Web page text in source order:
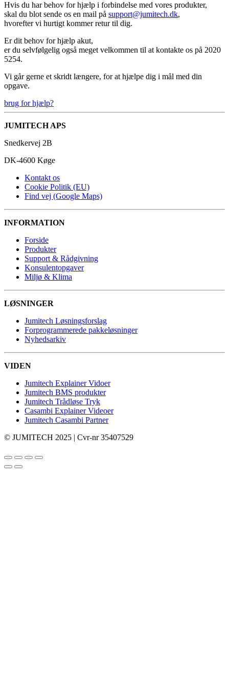
Hvis du har behov for hjælp i forbindelse med vores produkter,
skal du blot sende os en mail på support@jumitech.dk,
hvorefter vi hurtigt kommer retur til dig.
Er dit behov for hjælp akut,
er du selvfølgelig også meget velkommen til at kontakte os på 2020
5254.
Vi går gerne et skridt længere, for at hjælpe dig i mål med din
opgave.
brug for hjælp?
JUMITECH APS
Snedkervej 2B
DK-4600 Køge
Kontakt os
Cookie Politik (EU)
Find vej (Google Maps)
INFORMATION
Forside
Produkter
Support & Rådgivning
Konsulentopgaver
Miljø & Klima
LØSNINGER
Jumitech Løsningsforslag
Forprogrammerede pakkeløsninger
Nyhedsarkiv
VIDEN
Jumitech Explainer Vidoer
Jumitech BMS produkter
Jumitech Trådløse Tryk
Casambi Explainer Videoer
Jumitech Casambi Partner
© JUMITECH 2025 | Cvr-nr 35407529